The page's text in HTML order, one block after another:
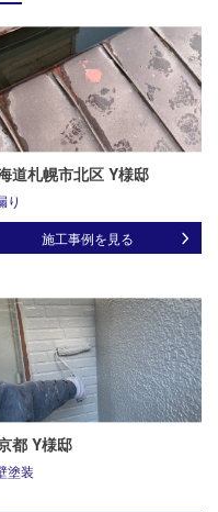
道札幌市北区 Y様邸
り
施工事例を見る
都 Y様邸
塗装